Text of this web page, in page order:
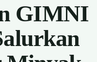
GIMNI